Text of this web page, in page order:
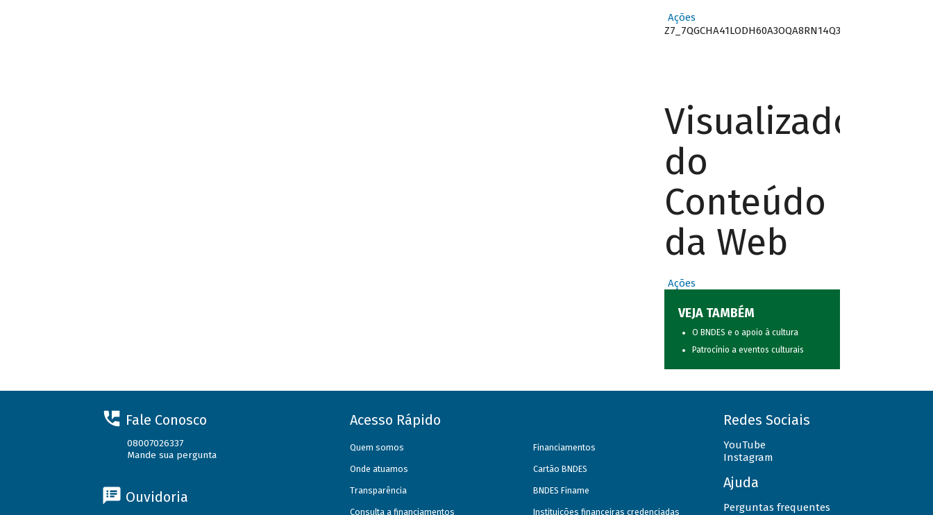
Ações
Z7_7QGCHA41LODH60A3OQA8RN14Q3
Visualizador
do
Conteúdo
da Web
Ações
VEJA TAMBÉM
O BNDES e o apoio à cultura
Patrocínio a eventos culturais
Fale Conosco
08007026337
Mande sua pergunta
Ouvidoria
Acesso Rápido
Quem somos
Onde atuamos
Transparência
Consulta a financiamentos
Financiamentos
Cartão BNDES
BNDES Finame
Instituições financeiras credenciadas
Redes Sociais
YouTube
Instagram
Ajuda
Perguntas frequentes